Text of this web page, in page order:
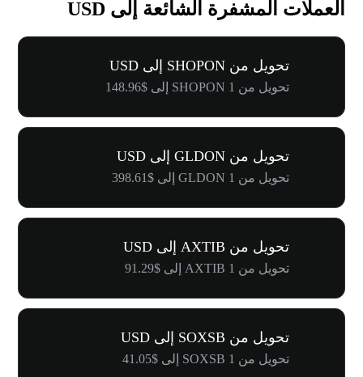
العملات المشفرة الشائعة إلى USD
تحويل من SHOPON إلى USD
تحويل من 1 SHOPON إلى $148.96
تحويل من GLDON إلى USD
تحويل من 1 GLDON إلى $398.61
تحويل من AXTIB إلى USD
تحويل من 1 AXTIB إلى $91.29
تحويل من SOXSB إلى USD
تحويل من 1 SOXSB إلى $41.05